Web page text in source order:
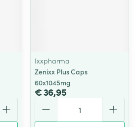
Ixxpharma
Zenixx Plus Caps
60x1045mg
€ 36,95